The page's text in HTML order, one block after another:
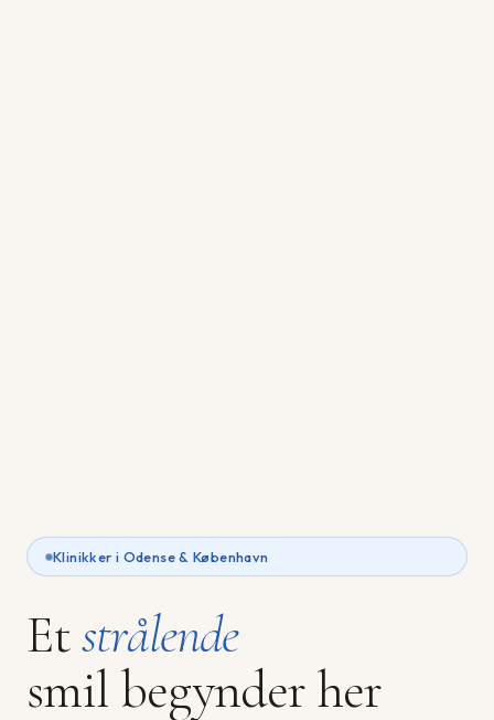
Klinikker i Odense & København
Etstrålende
smil begynder her